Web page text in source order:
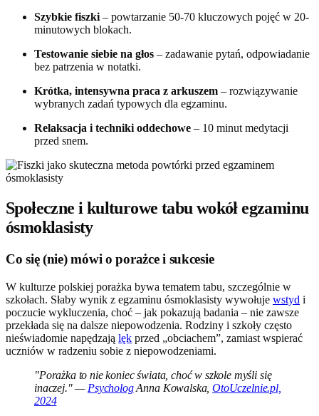
Szybkie fiszki – powtarzanie 50-70 kluczowych pojęć w 20-
minutowych blokach.
Testowanie siebie na głos – zadawanie pytań, odpowiadanie
bez patrzenia w notatki.
Krótka, intensywna praca z arkuszem – rozwiązywanie
wybranych zadań typowych dla egzaminu.
Relaksacja i techniki oddechowe – 10 minut medytacji
przed snem.
Społeczne i kulturowe tabu wokół egzaminu
ósmoklasisty
Co się (nie) mówi o porażce i sukcesie
W kulturze polskiej porażka bywa tematem tabu, szczególnie w
szkołach. Słaby wynik z egzaminu ósmoklasisty wywołuje wstyd i
poczucie wykluczenia, choć – jak pokazują badania – nie zawsze
przekłada się na dalsze niepowodzenia. Rodziny i szkoły często
nieświadomie napędzają lęk przed „obciachem”, zamiast wspierać
uczniów w radzeniu sobie z niepowodzeniami.
"Porażka to nie koniec świata, choć w szkole myśli się
inaczej." — PsychologAnna Kowalska,OtoUczelnie.pl,
2024